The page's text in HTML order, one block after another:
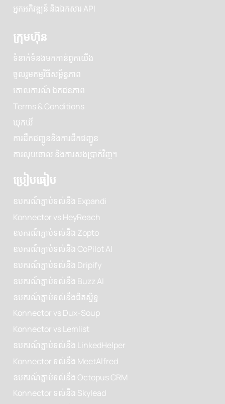
កំណត់​ហេតុ​បណ្ដាញ
អ្នកអភិវឌ្ឍន៍ និងឯកសារ API
ក្រុមហ៊ុន
ទំនាក់ទំនងមកកាន់ពួកយើង
ចូលរួមកម្មវិធីសម្ព័ន្ធភាព
គោលការណ៍ ​ឯកជនភាព
Terms & Conditions
ឃុកឃី
ការដឹកជញ្ជូននិងការដឹកជញ្ជូន
ប្រៀបធៀប
ឧបករណ៍ភ្ជាប់ទល់នឹង Expandi
Konnector vs HeyReach
ឧបករណ៍ភ្ជាប់ទល់នឹង Zopto
ឧបករណ៍ភ្ជាប់ទល់នឹង CoPilot AI
ឧបករណ៍ភ្ជាប់ទល់នឹង Dripify
ឧបករណ៍ភ្ជាប់ទល់នឹង Buzz AI
ឧបករណ៍ភ្ជាប់ទល់នឹងជិតស្និទ្ធ
Konnector vs Dux-Soup
Konnector vs Lemlist
ឧបករណ៍ភ្ជាប់ទល់នឹង LinkedHelper
Konnector ទល់នឹង MeetAlfred